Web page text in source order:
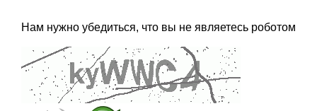
Нам нужно убедиться, что вы не являетесь роботом